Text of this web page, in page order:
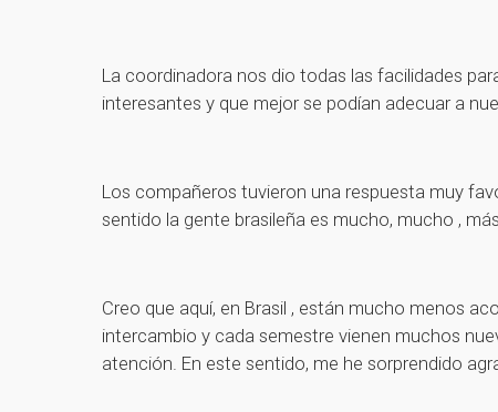
La coordinadora nos dio todas las facilidades
interesantes y que mejor se podían adecuar a
Los compañeros tuvieron una respuesta muy
sentido la gente brasileña es mucho, mucho ,
Creo que aquí, en Brasil , están mucho menos
intercambio y cada semestre vienen muchos
atención. En este sentido, me he sorprendido